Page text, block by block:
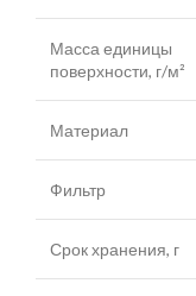
Масса единицы
поверхности, г/м²
Материал
Фильтр
Срок хранения, г